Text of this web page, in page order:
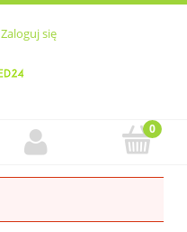
Zaloguj się